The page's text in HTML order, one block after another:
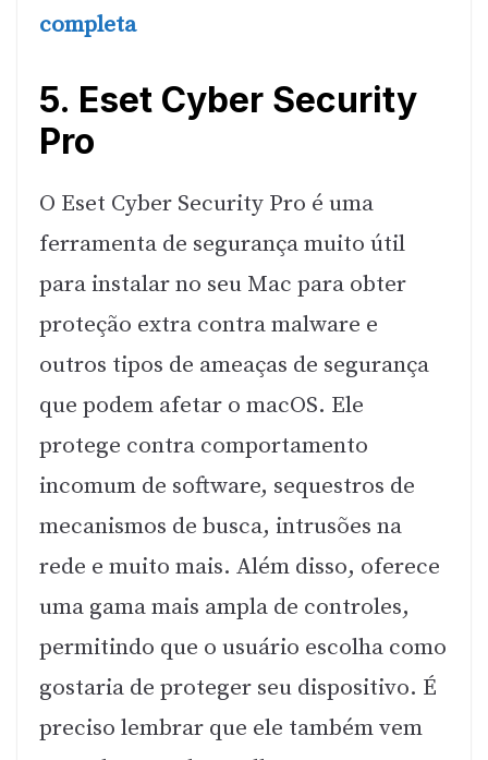
completa
5. Eset Cyber Security
Pro
O Eset Cyber Security Pro é uma
ferramenta de segurança muito útil
para instalar no seu Mac para obter
proteção extra contra malware e
outros tipos de ameaças de segurança
que podem afetar o macOS. Ele
protege contra comportamento
incomum de software, sequestros de
mecanismos de busca, intrusões na
rede e muito mais. Além disso, oferece
uma gama mais ampla de controles,
permitindo que o usuário escolha como
gostaria de proteger seu dispositivo. É
preciso lembrar que ele também vem